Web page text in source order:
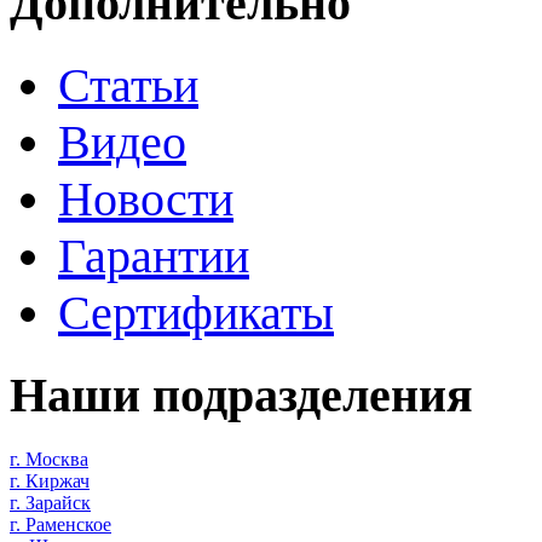
Статьи
Видео
Новости
Гарантии
Сертификаты
Наши подразделения
г. Москва
г. Киржач
г. Зарайск
г. Раменское